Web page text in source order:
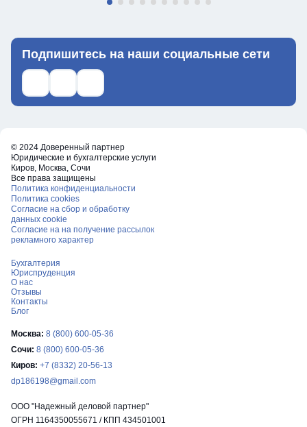
Подпишитесь на наши социальные сети
Ссылка на телеграм
Ссылка на what's up
Ссылка на ВКонтакте
© 2024 Доверенный партнер
Юридические и бухгалтерские услуги
Киров, Москва, Сочи
Все права защищены
Политика конфиденциальности
Политика cookies
Согласие на сбор и обработку
данных cookie
Согласие на на получение рассылок
рекламного характер
Бухгалтерия
Юриспруденция
О нас
Отзывы
Контакты
Блог
ООО "Надежный деловой партнер"
ОГРН 1164350055671 / КПП 434501001
Москва: 8 (800) 600-05-36
Сочи: 8 (800) 600-05-36
Киров: +7 (8332) 20-56-13
dp186198@gmail.com